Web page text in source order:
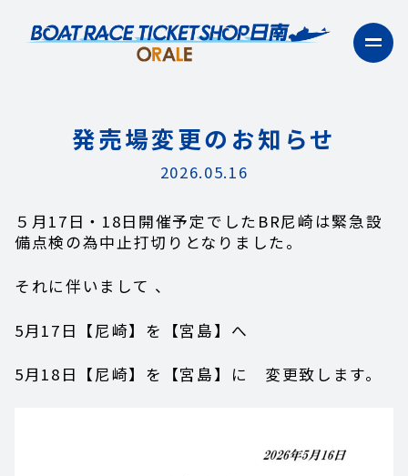
発売場変更のお知らせ
2026.05.16
５月17日・18日開催予定でしたBR尼崎は緊急設
備点検の為中止打切りとなりました。
それに伴いまして 、
5月17日【尼崎】を【宮島】へ
5月18日【尼崎】を【宮島】に 変更致します。